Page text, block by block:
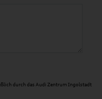
durch das Audi Zentrum Ingolstadt